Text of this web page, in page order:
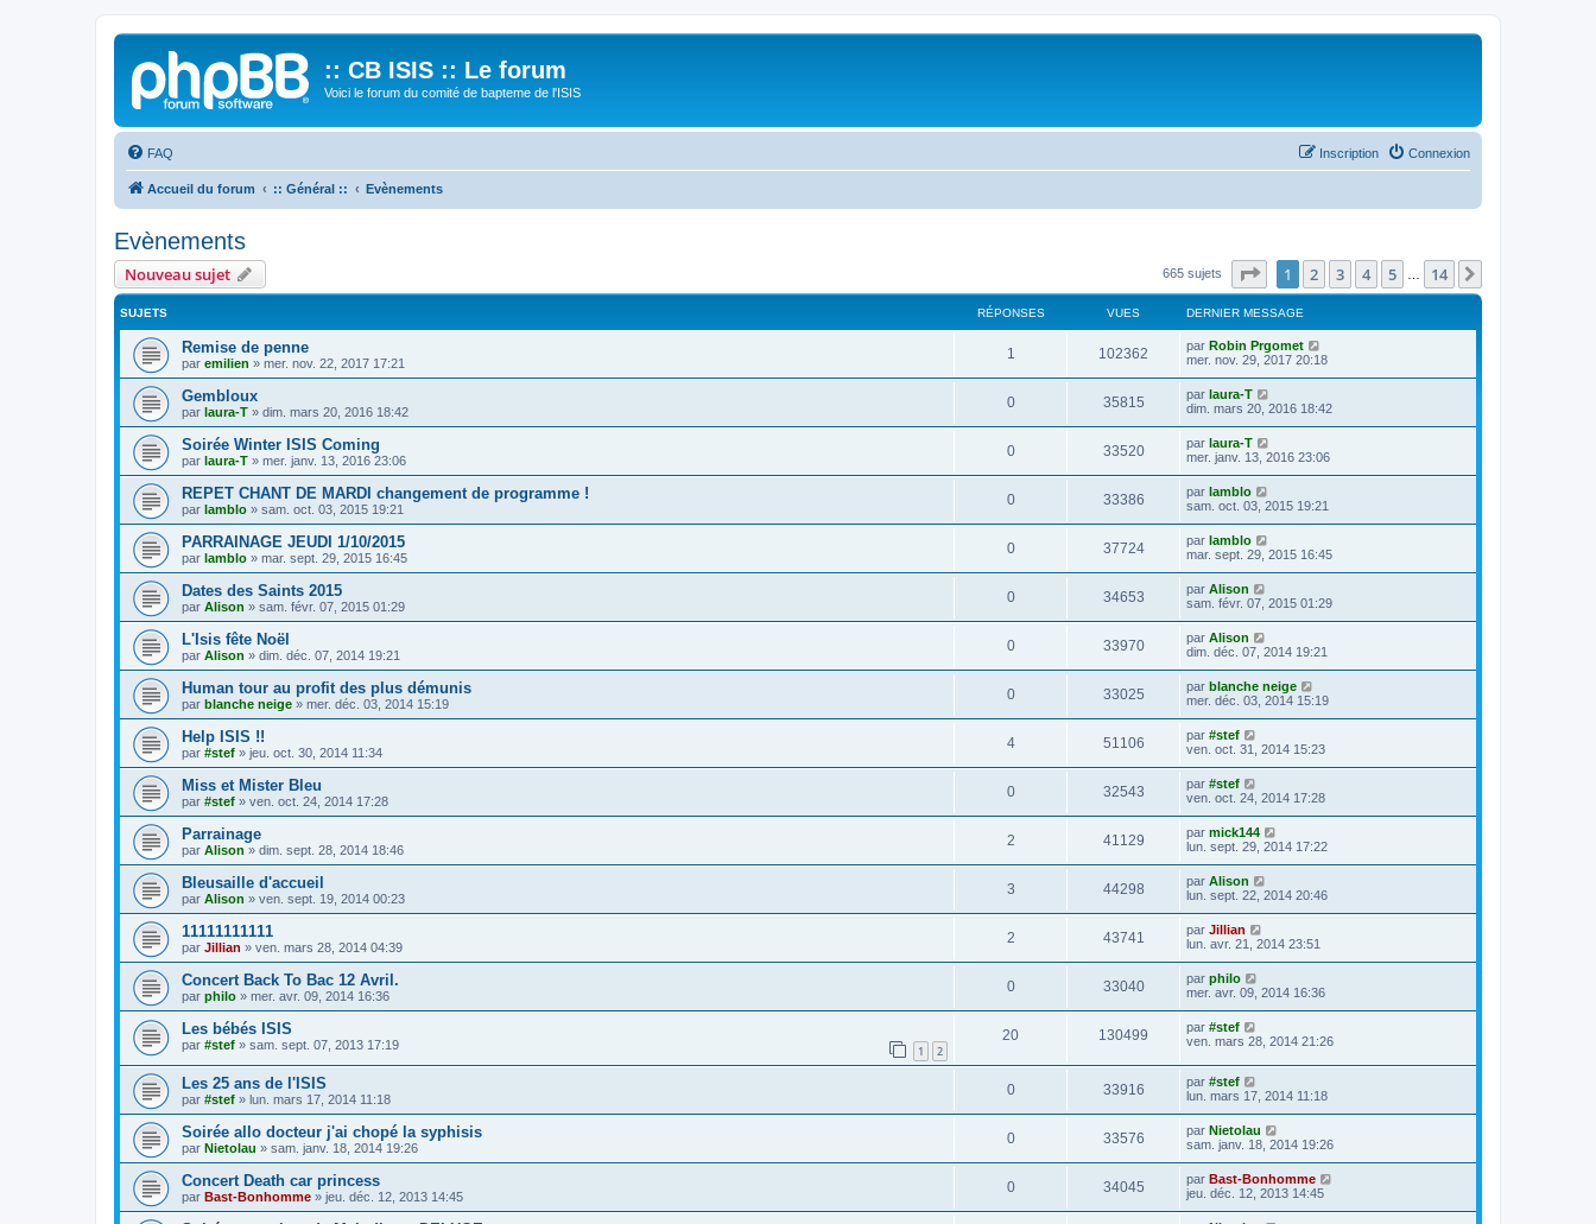
:: CB ISIS :: Le forum
Voici le forum du comité de bapteme de l'ISIS
FAQ Connexion
Inscription
Accueil du forum :: Général :: Evènements
Evènements
Nouveau sujet 665 sujets Page sur14
1 2 3 4 5 14
SUJETS RÉPONSES VUES DERNIER MESSAGE
Remise de penne
par emilien » mer. nov. 22, 2017 17:21
1 102362 par Robin Prgomet
mer. nov. 29, 2017 20:18
Gembloux
par laura-T » dim. mars 20, 2016 18:42
0 35815 par laura-T
dim. mars 20, 2016 18:42
Soirée Winter ISIS Coming
par laura-T » mer. janv. 13, 2016 23:06
0 33520 par laura-T
mer. janv. 13, 2016 23:06
REPET CHANT DE MARDI changement de programme !
par lamblo » sam. oct. 03, 2015 19:21
0 33386 par lamblo
sam. oct. 03, 2015 19:21
PARRAINAGE JEUDI 1/10/2015
par lamblo » mar. sept. 29, 2015 16:45
0 37724 par lamblo
mar. sept. 29, 2015 16:45
Dates des Saints 2015
par Alison » sam. févr. 07, 2015 01:29
0 34653 par Alison
sam. févr. 07, 2015 01:29
L'Isis fête Noël
par Alison » dim. déc. 07, 2014 19:21
0 33970 par Alison
dim. déc. 07, 2014 19:21
Human tour au profit des plus démunis
par blanche neige » mer. déc. 03, 2014 15:19
0 33025 par blanche neige
mer. déc. 03, 2014 15:19
Help ISIS !!
par #stef » jeu. oct. 30, 2014 11:34
4 51106 par #stef
ven. oct. 31, 2014 15:23
Miss et Mister Bleu
par #stef » ven. oct. 24, 2014 17:28
0 32543 par #stef
ven. oct. 24, 2014 17:28
Parrainage
par Alison » dim. sept. 28, 2014 18:46
2 41129 par mick144
lun. sept. 29, 2014 17:22
Bleusaille d'accueil
par Alison » ven. sept. 19, 2014 00:23
3 44298 par Alison
lun. sept. 22, 2014 20:46
11111111111
par Jillian » ven. mars 28, 2014 04:39
2 43741 par Jillian
lun. avr. 21, 2014 23:51
Concert Back To Bac 12 Avril.
par philo » mer. avr. 09, 2014 16:36
0 33040 par philo
mer. avr. 09, 2014 16:36
Les bébés ISIS
par #stef » sam. sept. 07, 2013 17:19 1 2
20 130499 par #stef
ven. mars 28, 2014 21:26
Les 25 ans de l'ISIS
par #stef » lun. mars 17, 2014 11:18
0 33916 par #stef
lun. mars 17, 2014 11:18
Soirée allo docteur j'ai chopé la syphisis
par Nietolau » sam. janv. 18, 2014 19:26
0 33576 par Nietolau
sam. janv. 18, 2014 19:26
Concert Death car princess
par Bast-Bonhomme » jeu. déc. 12, 2013 14:45
0 34045 par Bast-Bonhomme
jeu. déc. 12, 2013 14:45